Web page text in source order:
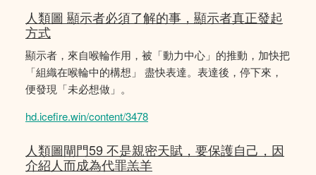
人類圖 顯示者必須了解的事，顯示者真正發起
方式
顯示者，來自喉輪作用，被「動力中心」的推動，加快把
「組織在喉輪中的構想」 盡快表達。表達後，停下來，
便發現「未必想做」。
hd.icefire.win/content/3478
人類圖閘門59 不是親密天賦，要保護自己，因
介紹人而成為代罪羔羊